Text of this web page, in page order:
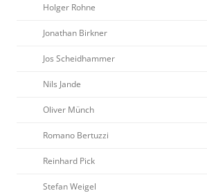
Holger Rohne
Jonathan Birkner
Jos Scheidhammer
Nils Jande
Oliver Münch
Romano Bertuzzi
Reinhard Pick
Stefan Weigel